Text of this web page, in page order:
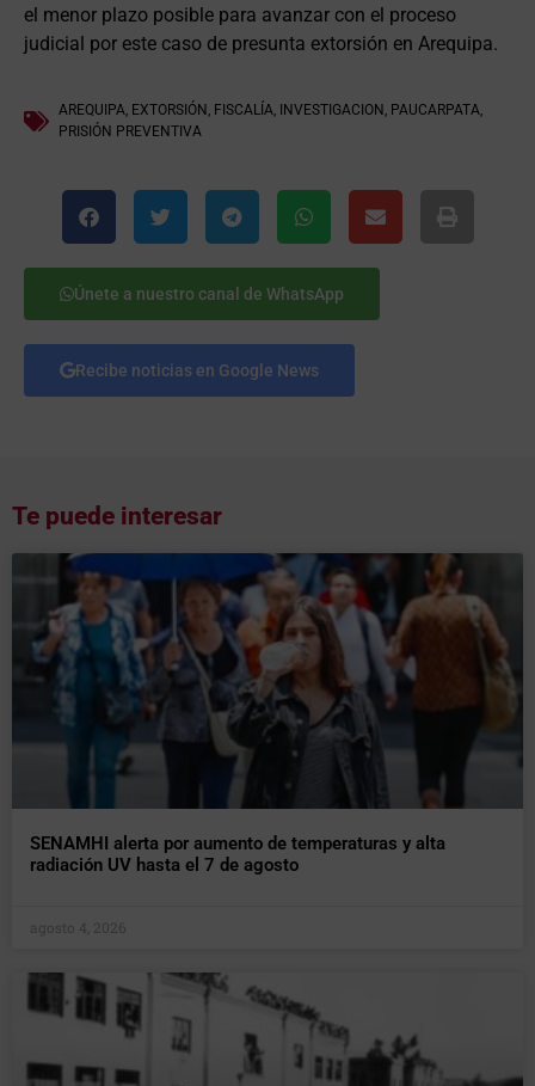
el menor plazo posible para avanzar con el proceso
judicial por este caso de presunta extorsión en Arequipa.
AREQUIPA, EXTORSIÓN , FISCALÍA, INVESTIGACION , PAUCARPATA,
PRISIÓN PREVENTIVA
Únete a nuestro canal de WhatsApp
Recibe noticias en Google News
Te puede interesar
SENAMHI alerta por aumento de temperaturas y alta
radiación UV hasta el 7 de agosto
agosto 4, 2026